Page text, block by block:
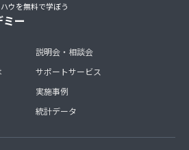
ウを無料で学ぼう
ー
説明会・相談会
サポートサービス
実施事例
統計データ